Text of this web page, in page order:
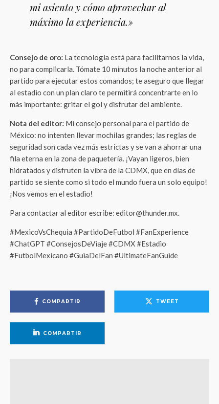
mi asiento y cómo aprovechar al
máximo la experiencia.»
Consejo de oro: La tecnología está para facilitarnos la vida,
no para complicarla. Tómate 10 minutos la noche anterior al
partido para ejecutar estos comandos; te aseguro que llegar
al estadio con un plan claro te permitirá concentrarte en lo
más importante: gritar el gol y disfrutar del ambiente.
Nota del editor: Mi consejo personal para el partido de
México: no intenten llevar mochilas grandes; las reglas de
seguridad son cada vez más estrictas y se van a ahorrar una
fila eterna en la zona de paquetería. ¡Vayan ligeros, bien
hidratados y disfruten la vibra de la CDMX, que en días de
partido se siente como si todo el mundo fuera un solo equipo!
¡Nos vemos en el estadio!
Para contactar al editor escribe: editor@thunder.mx.
#MexicoVsChequia #PartidoDeFutbol #FanExperience
#ChatGPT #ConsejosDeViaje #CDMX #Estadio
#FutbolMexicano #GuiaDelFan #UltimateFanGuide
COMPARTIR TWEET
COMPARTIR